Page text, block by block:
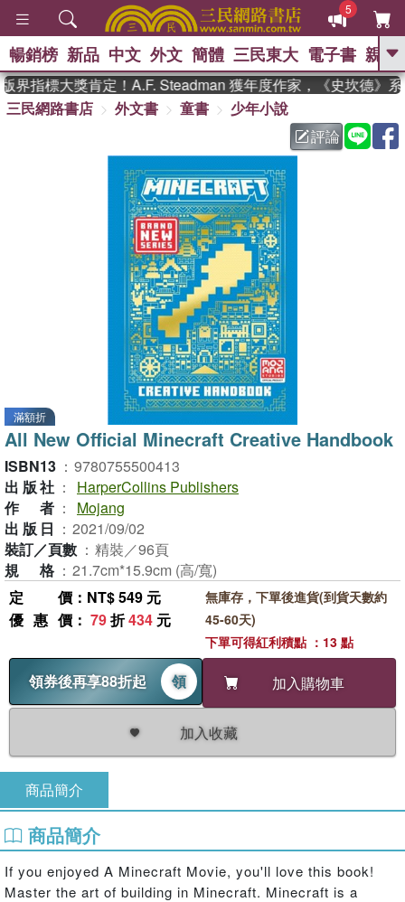
5
GO
熱搜： 東野圭吾 、
父親節 、 花開錦
方念華 、 台灣的
李登輝時代 、 數學女孩：黎曼猜想
、 偉大的迷走神經 、
群喵 、 臺灣漫遊錄
暢銷榜 新品 中文 外文 簡體 三民東大 電子書 親子
指標大獎肯定！A.F. Steadman 獲年度作家，《史坎德》系
三民網路書店
外文書 童書
少年小說
評論
滿額折
All New Official Minecraft Creative Handbook
ISBN13 ： 9780755500413
出版社 ：
HarperCollins Publishers
作者 ：
Mojang
出版日 ： 2021/09/02
裝訂／頁數 ： 精裝／96頁
規格 ： 21.7cm*15.9cm (高/寬)
定價 ：NT$ 549 元
優惠價 ： 79折434 元
領券後再享88折起 領 加入購物車
加入收藏
無庫存，下單後進貨(到貨天數約
45-60天)
下單可得紅利積點 ：13 點
商品簡介
商品簡介
If you enjoyed A Minecraft Movie, you'll love this book!
Master the art of building in Minecraft. Minecraft is a